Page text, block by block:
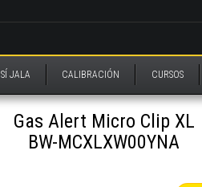
SÍ JALA CALIBRACIÓN CURSOS
Gas Alert Micro Clip XL
BW-MCXLXW00YNA